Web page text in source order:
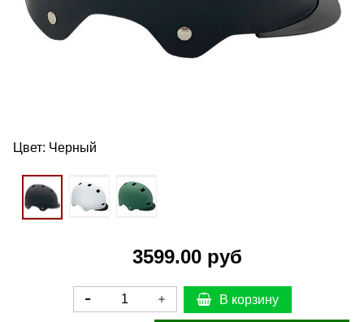
Цвет: Черный
3599.00 руб
В корзину